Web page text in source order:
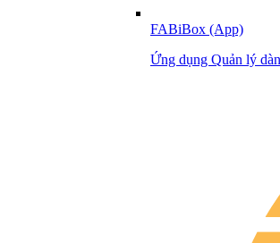
FABiBox (App)
Ứng dụng Quản lý